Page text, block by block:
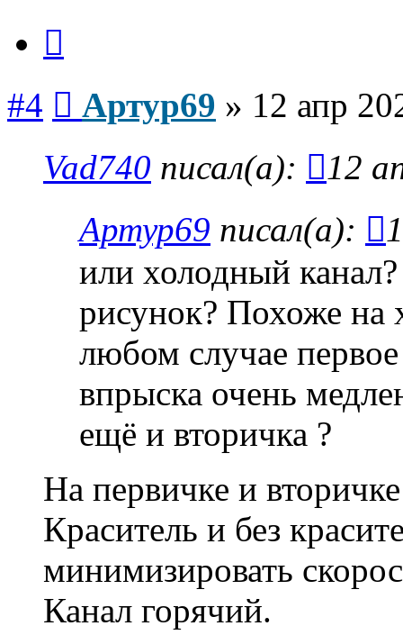
#4 Артур69 » 12 апр
Vad740 писал(а):
12
Артур69 писал(а):
или холодный
рисунок? Похоже
любом случае
впрыска очень
ещё и вторичка ?
На первичке и
Краситель и без
минимизировать
Канал горячий.